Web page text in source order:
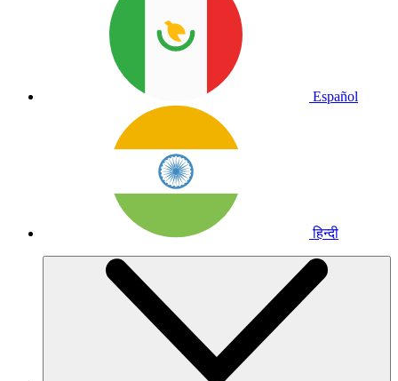
Español
हिन्दी